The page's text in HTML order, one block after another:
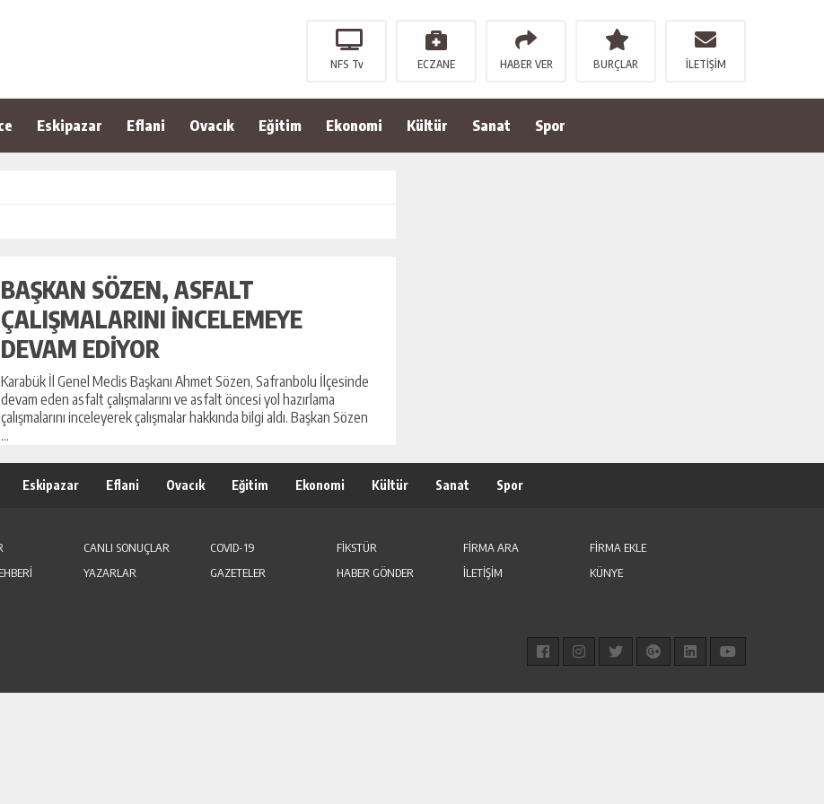
NFS Tv ECZANE HABER VER BURÇLAR İLETİŞİM
Eskipazar Eflani Ovacık Eğitim Ekonomi Kültür Sanat Spor
BAŞKAN SÖZEN, ASFALT
ÇALIŞMALARINI İNCELEMEYE
DEVAM EDİYOR
Karabük İl Genel Meclis Başkanı Ahmet Sözen, Safranbolu İlçesinde
devam eden asfalt çalışmalarını ve asfalt öncesi yol hazırlama
çalışmalarını inceleyerek çalışmalar hakkında bilgi aldı. Başkan Sözen
...
Eskipazar Eflani Ovacık Eğitim Ekonomi Kültür Sanat Spor
CANLI SONUÇLAR COVID-19 FİKSTÜR FİRMA ARA
FİRMA EKLE
YAZARLAR GAZETELER HABER GÖNDER İLETİŞİM KÜNYE